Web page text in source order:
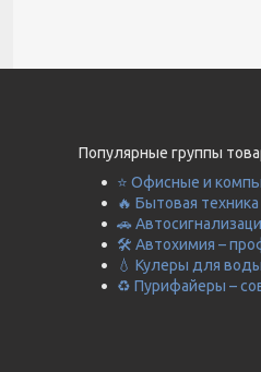
Популярные группы
⭐ Офисные и
🔥 Бытовая
🚗
🛠️ Автохимия –
💧 Кулеры для
♻️ Пурифайеры –